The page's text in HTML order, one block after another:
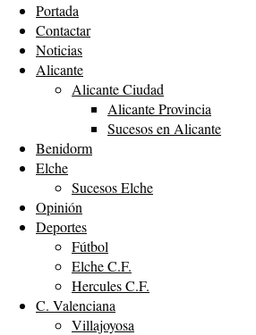
Portada
Contactar
Noticias
Alicante
Alicante Ciudad
Alicante Provincia
Sucesos en Alicante
Benidorm
Elche
Sucesos Elche
Opinión
Deportes
Fútbol
Elche C.F.
Hercules C.F.
C. Valenciana
Villajoyosa